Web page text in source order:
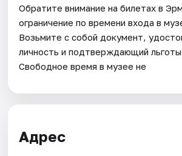
Обратите внимание на билетах в
ограничение по времени входа в
Возьмите с собой документ,
личность и подтверждающий
Свободное время в музее не
Адрес